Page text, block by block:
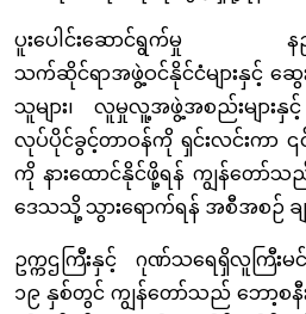
ပူးပေါင်းဆောင်ရွက်မှု နည်းလမ်
သက်ဆိုင်ရာအဖွဲ့ဝင်နိုင်ငံများနှင့် ဆွေ
သူများ၊ လူမှုလူ့အဖွဲ့အစည်းများ
လုပ်ပိုင်ခွင့်တာဝန်ကို ရှင်းလင်းကာ ၎
ကို နားထောင်နိုင်ဖို့ရန် ကျွန်တော်သ
ဒေသသို့ သွားရောက်ရန် အစီအစဉ် ခ
ဥက္ကဌကြီးနှင့် ဂုဏ်သရေရှိလူကြီးမင်း
၁၉ နှစ်တွင် ကျွန်တော်သည် ဘော့စနီ